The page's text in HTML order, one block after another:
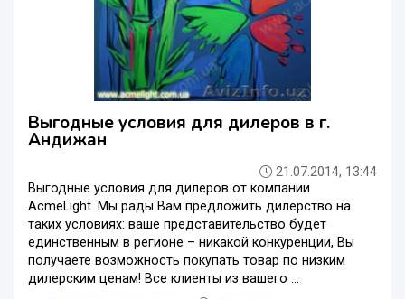
Выгодные условия для дилеров в г.
Андижан
21.07.2014, 13:44
Выгодные условия для дилеров от компании
AcmeLight. Мы рады Вам предложить дилерство на
таких условиях: ваше представительство будет
единственным в регионе – никакой конкуренции, Вы
получаете возможность покупать товар по низким
дилерским ценам! Все клиенты из вашего ...